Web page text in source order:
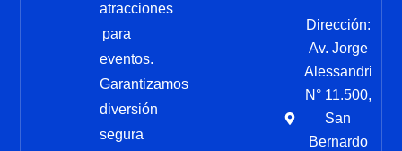
atracciones
para
eventos.
Garantizamos
diversión
segura
Dirección:
Av. Jorge
Alessandri
N° 11.500,
San
Bernardo